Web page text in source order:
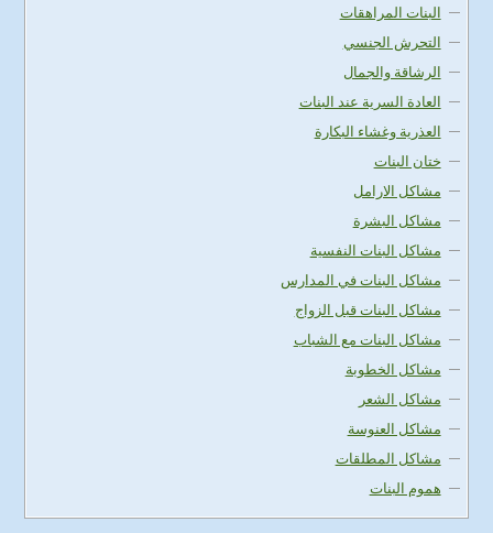
البنات المراهقات
التحرش الجنسي
الرشاقة والجمال
العادة السرية عند البنات
العذرية وغشاء البكارة
ختان البنات
مشاكل الارامل
مشاكل البشرة
مشاكل البنات النفسية
مشاكل البنات في المدارس
مشاكل البنات قبل الزواج
مشاكل البنات مع الشباب
مشاكل الخطوبة
مشاكل الشعر
مشاكل العنوسة
مشاكل المطلقات
هموم البنات